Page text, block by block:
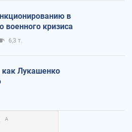
в
военного кризиса
6,3 т.
Лукашенко